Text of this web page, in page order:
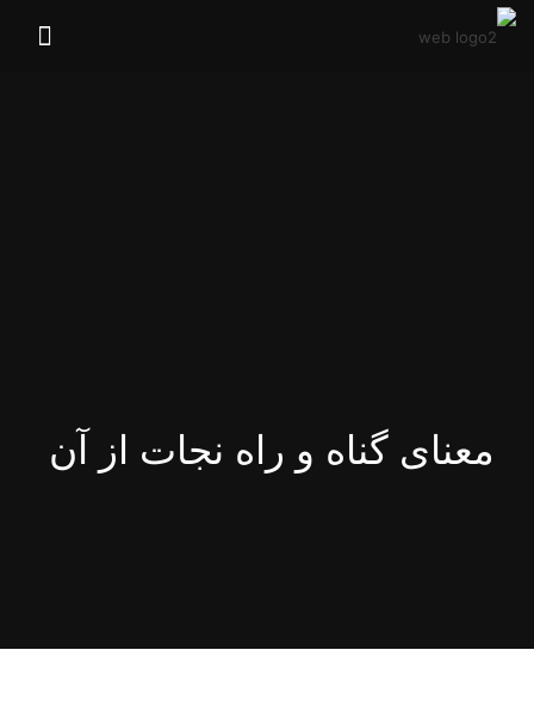
معنای گناه و راه نجات از آن